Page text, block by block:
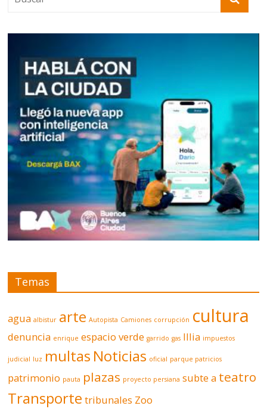
Temas
agua albistur arte Autopista Camiones corrupción cultura
denuncia enrique espacio verde garrido gas Illia impuestos
judicial luz multas Noticias oficial parque patricios
patrimonio pauta plazas proyecto persiana subte a teatro
Transporte tribunales Zoo